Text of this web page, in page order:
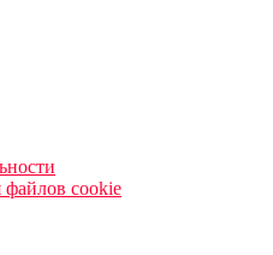
файлов cookie